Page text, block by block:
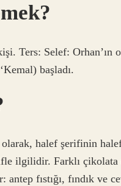
Ters: Selef: Orhan’ın
başladı.
halef şerifinin
ilgilidir. Farklı
fıstığı, fındık ve